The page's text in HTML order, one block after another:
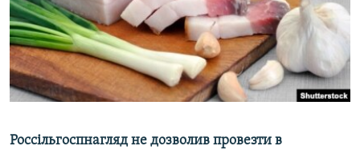
ДЕПОРТАЦІЯ
ВІДЕОУРОКИ «ELIFBE»
СВІДЧЕННЯ ОКУПАЦІЇ
УКРАЇНСЬКА ПРОБЛЕМА КРИМУ
ЯК ОБІЙТИ БЛОКУВАННЯ
Русский
Qırımtatar
Россільгоспнагляд не дозволив провезти в